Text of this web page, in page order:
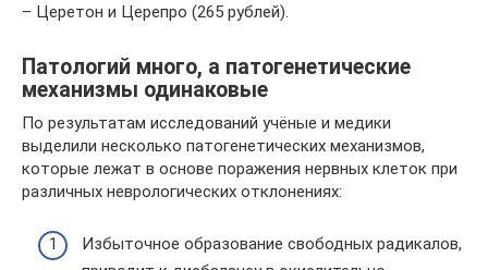
– Церетон и Церепро (265 рублей).
Патологий много, а патогенетические
механизмы одинаковые
По результатам исследований учёные и медики
выделили несколько патогенетических механизмов,
которые лежат в основе поражения нервных клеток при
различных неврологических отклонениях:
Избыточное образование свободных радикалов,